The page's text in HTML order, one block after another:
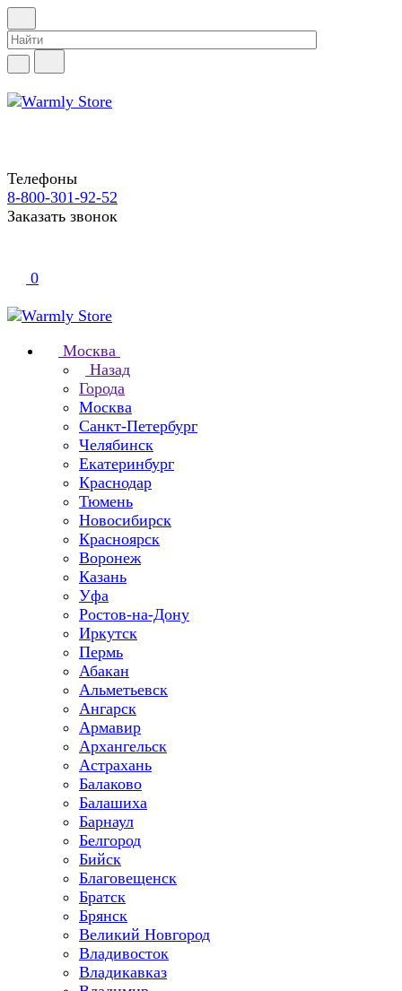
Телефоны
8-800-301-92-52
Заказать звонок
0
Москва
Назад
Города
Москва
Санкт-Петербург
Челябинск
Екатеринбург
Краснодар
Тюмень
Новосибирск
Красноярск
Воронеж
Казань
Уфа
Ростов-на-Дону
Иркутск
Пермь
Абакан
Альметьевск
Ангарск
Армавир
Архангельск
Астрахань
Балаково
Балашиха
Барнаул
Белгород
Бийск
Благовещенск
Братск
Брянск
Великий Новгород
Владивосток
Владикавказ